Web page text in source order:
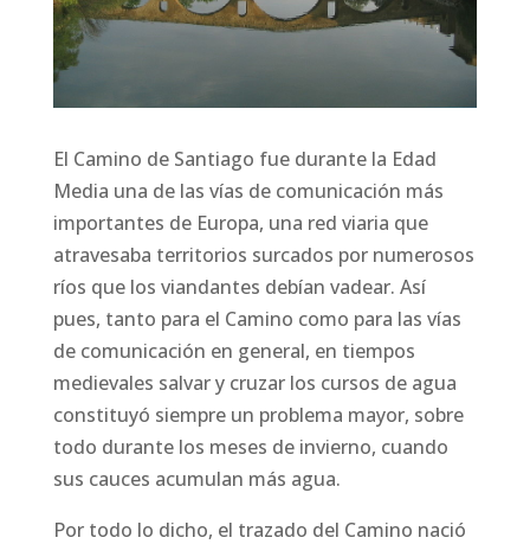
El Camino de Santiago fue durante la Edad
Media una de las vías de comunicación más
importantes de Europa, una red viaria que
atravesaba territorios surcados por numerosos
ríos que los viandantes debían vadear. Así
pues, tanto para el Camino como para las vías
de comunicación en general, en tiempos
medievales salvar y cruzar los cursos de agua
constituyó siempre un problema mayor, sobre
todo durante los meses de invierno, cuando
sus cauces acumulan más agua.
Por todo lo dicho, el trazado del Camino nació